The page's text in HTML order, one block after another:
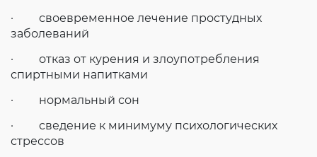
· своевременное лечение простудных
заболеваний
· отказ от курения и злоупотребления
спиртными напитками
· нормальный сон
· сведение к минимуму психологических
стрессов